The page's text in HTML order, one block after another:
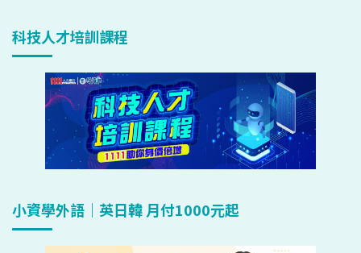
科技人才培訓課程
小資學外語｜英日韓 月付1000元起